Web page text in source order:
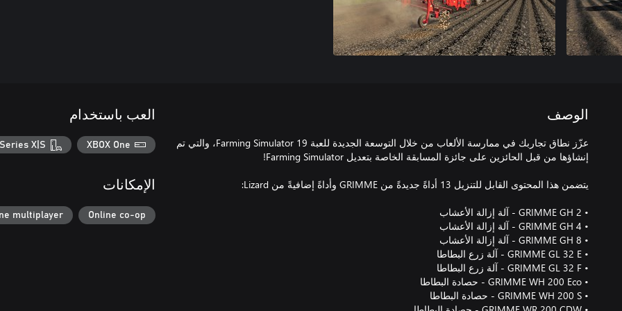
الوصف
عزّز نطاق تجاربك في ممارسة الألعاب من خلال التوسعة الجديدة للعبة Farming Simulator 19، والتي تم
العب باستخدام
XBOX One
X|S
الإمكانات
Online co-op
multiplayer